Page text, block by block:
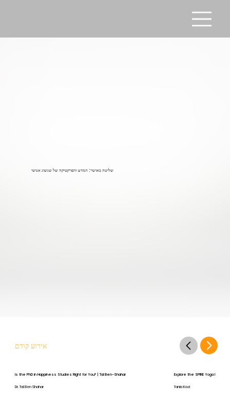
שליטה באושר: המדע והפרקטיקה של שגשוג אנושי
אירוע קודם
Is the PhD in Happiness Studies Right for You? | Tal Ben-Shahar
Dr. Tal Ben Shahar
Explore the SPIRE Yoga Program
Tania Kazi